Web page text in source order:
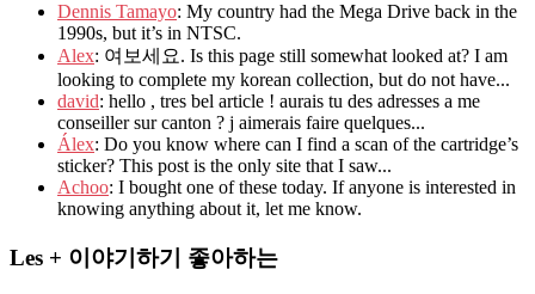
Dennis Tamayo: My country had the Mega Drive back in the
1990s, but it’s in NTSC.
Alex: 여보세요. Is this page still somewhat looked at? I am
looking to complete my korean collection, but do not have...
david: hello , tres bel article ! aurais tu des adresses a me
conseiller sur canton ? j aimerais faire quelques...
Álex: Do you know where can I find a scan of the cartridge’s
sticker? This post is the only site that I saw...
Achoo: I bought one of these today. If anyone is interested in
knowing anything about it, let me know.
Les + 이야기하기 좋아하는